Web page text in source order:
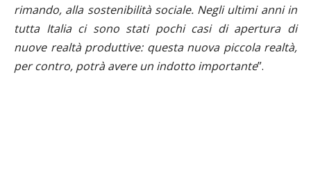
rimando, alla sostenibilità sociale. Negli ultimi anni in
tutta Italia ci sono stati pochi casi di apertura di
nuove realtà produttive: questa nuova piccola realtà,
per contro, potrà avere un indotto importante”.